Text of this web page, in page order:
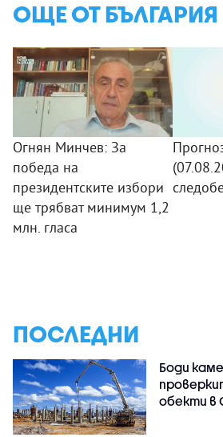
ОЩЕ ОТ БЪЛГАРИЯ
Огнян Минчев: За
победа на
президентските избори
ще трябват минимум 1,2
млн. гласа
ПОСЛЕДНИ
Боди
обекти в